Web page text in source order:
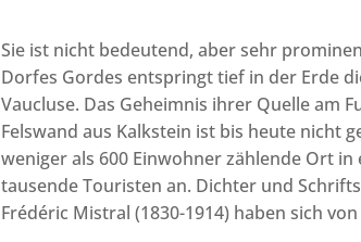
Sie ist nicht bedeutend, aber sehr
Dorfes Gordes entspringt tief in der Erde
Vaucluse. Das Geheimnis ihrer Quelle am
Felswand aus Kalkstein ist bis heute nicht
weniger als 600 Einwohner zählende Ort
tausende Touristen an. Dichter und
Frédéric Mistral (1830-1914) haben sich